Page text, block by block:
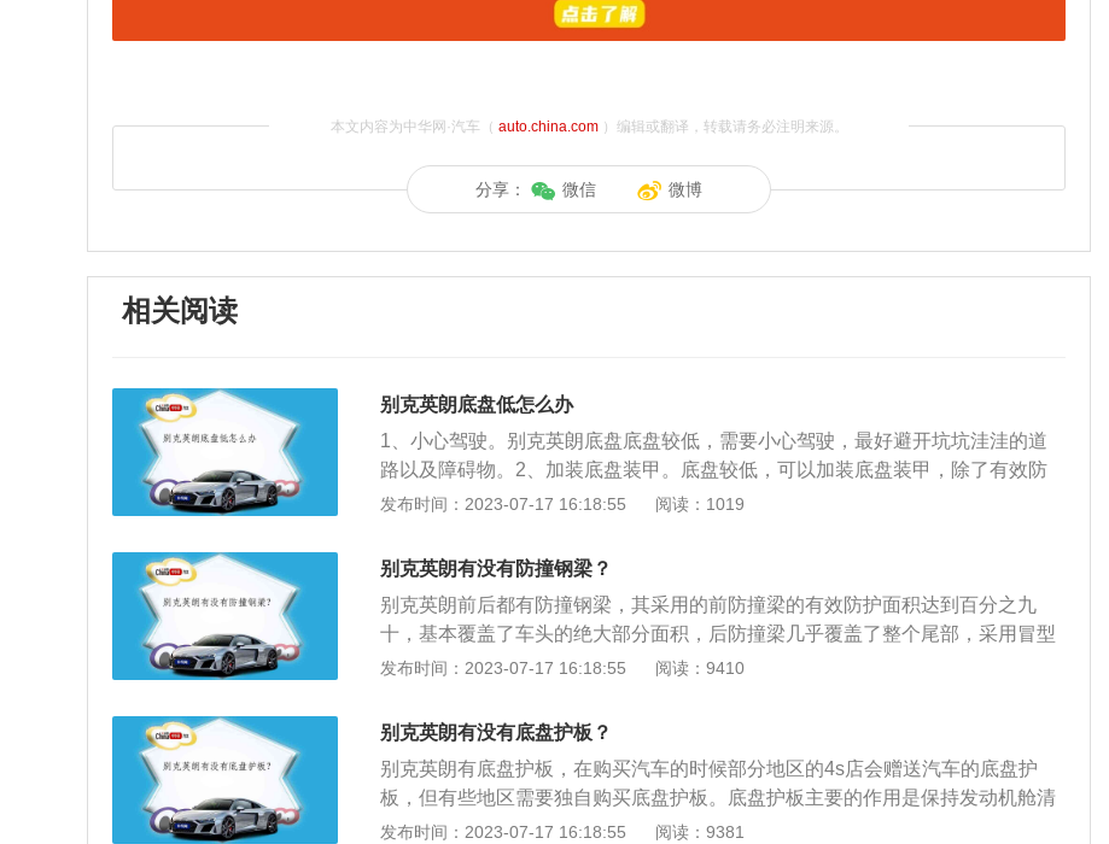
本文内容为中华网·汽车（ auto.china.com）编辑或翻译，转载请务必注明来源。
分享： 微信 微博
相关阅读
别克英朗底盘低怎么办
1、小心驾驶。别克英朗底盘底盘较低，需要小心驾驶，最好避开坑坑洼洼的道
路以及障碍物。2、加装底盘装甲。底盘较低，可以加装底盘装甲，除了有效防
止飞石和沙砾的撞击，还能避免潮气、酸雨、盐分对底盘金属的侵蚀，以达到防
3、改装。车主如果有急切需求，可以咨询汽车售后人员，对底盘进行改装。汽
车底盘可以支撑、安装汽车发动机及其各部件、总成，形成汽车的整体造型之外
还承受了发动机动力，以保证车辆正常行驶。最小离地间隙指的是汽车在满载，
也就是允许最大荷载质量的情况下，底盘的最低点距离地面的距离。而最小离地
间隙越大，汽车通过有障碍物或者凹凸不平的地面的能力就越强，车辆整体重心
平的地面的能力就越弱，但是重心相对较低，稳定性也会增加。
发布时间：2023-07-17 16:18:55 阅读：1019
别克英朗有没有防撞钢梁？
别克英朗前后都有防撞钢梁，其采用的前防撞梁的有效防护面积达到百分之九
十，基本覆盖了车头的绝大部分面积，后防撞梁几乎覆盖了整个尾部，采用冒型
结构，并且设计了溃缩引导槽，以螺丝固定在纵梁上，可以在追尾时有效的保障
以5速手动挡与6速手自一体变速箱，并有三种排量可供选择，分别是1.6L、1.8
L、1.6T。1.6L车型搭载了别克新君威1.6T车型上使用的同款发动机，这款发动机
最大功率为132千瓦，最大扭矩230牛米。
发布时间：2023-07-17 16:18:55 阅读：9410
别克英朗有没有底盘护板？
别克英朗有底盘护板，在购买汽车的时候部分地区的4s店会赠送汽车的底盘护
板，但有些地区需要独自购买底盘护板。底盘护板主要的作用是保持发动机舱清
洁，防止汽车在行驶过程中路面上的灰尘或者是积水进入发动机舱，同时还能防
发布时间：2023-07-17 16:18:55 阅读：9381